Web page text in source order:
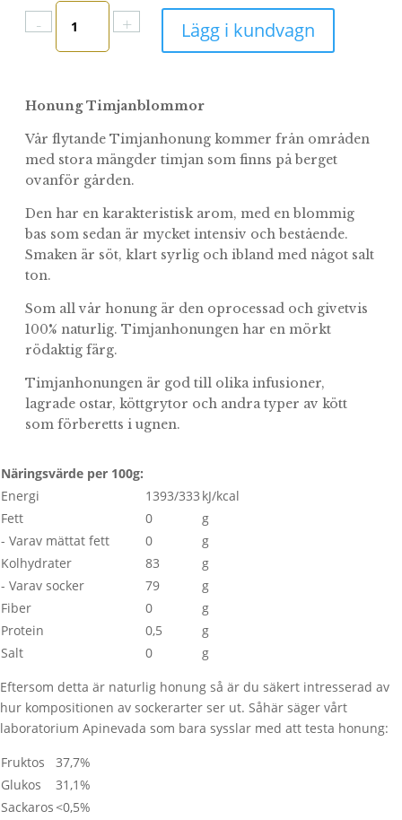
-
Honung
Timjanblommor
mängd
+ Lägg i kundvagn
Honung Timjanblommor
Vår flytande Timjanhonung kommer från områden
med stora mängder timjan som finns på berget
ovanför gården.
Den har en karakteristisk arom, med en blommig
bas som sedan är mycket intensiv och bestående.
Smaken är söt, klart syrlig och ibland med något salt
ton.
Som all vår honung är den oprocessad och givetvis
100% naturlig. Timjanhonungen har en mörkt
rödaktig färg.
Timjanhonungen är god till olika infusioner,
lagrade ostar, köttgrytor och andra typer av kött
som förberetts i ugnen.
Näringsvärde per 100g:
Energi
1393/333 kJ/kcal
Fett
0
g
- Varav mättat fett
0
g
Kolhydrater
83
g
- Varav socker
79
g
Fiber
0
g
Protein
0,5
g
Salt
0
g
Eftersom detta är naturlig honung så är du säkert intresserad av
hur kompositionen av sockerarter ser ut. Såhär säger vårt
laboratorium Apinevada som bara sysslar med att testa honung:
Fruktos
37,7%
Glukos
31,1%
Sackaros <0,5%